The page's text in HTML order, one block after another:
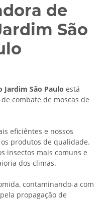
de
São
Jardim São Paulo está
combate de moscas de
eficiêntes e nossos
produtos de qualidade.
insectos mais comuns e
dos climas.
contaminando-a com
propagação de